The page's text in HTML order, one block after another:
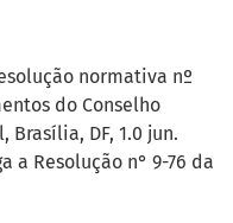
normativa nº
do Conselho
DF, 1.0 jun.
a Resolução n° 9-76 da